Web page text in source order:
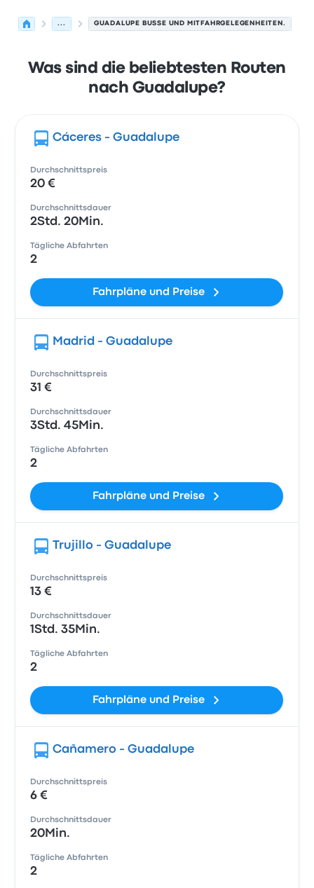
... GUADALUPE BUSSE UND MITFAHRGELEGENHEITEN.
Was sind die beliebtesten Routen
nach Guadalupe?
Cáceres - Guadalupe
Durchschnittspreis
20 €
Durchschnittsdauer
2Std. 20Min.
Tägliche Abfahrten
2
Fahrpläne und Preise
Madrid - Guadalupe
Durchschnittspreis
31 €
Durchschnittsdauer
3Std. 45Min.
Tägliche Abfahrten
2
Fahrpläne und Preise
Trujillo - Guadalupe
Durchschnittspreis
13 €
Durchschnittsdauer
1Std. 35Min.
Tägliche Abfahrten
2
Fahrpläne und Preise
Cañamero - Guadalupe
Durchschnittspreis
6 €
Durchschnittsdauer
20Min.
Tägliche Abfahrten
2